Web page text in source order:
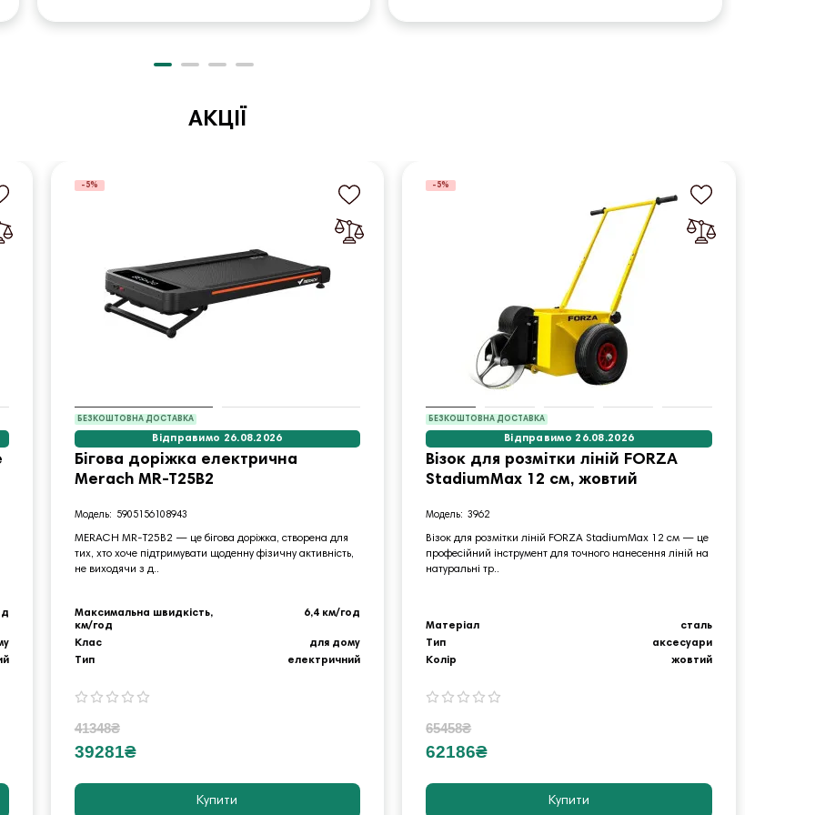
АКЦІЇ
БЕЗКОШТОВНА ДОСТАВКА
-5%
Відправимо 26.08.2026
Бігова доріжка електрична
Merach MR-T25B2
5905156108943
MERACH MR-T25B2 — це бігова доріжка, створена для
тих, хто хоче підтримувати щоденну фізичну активність,
не виходячи з д..
Максимальна швидкість,
км/год
6,4 км/год
Клас
для дому
Тип
електричний
41348₴
39281₴
Купити
БЕЗКОШТОВНА ДОСТАВКА
-5%
Відправимо 26.08.2026
Візок для розмітки ліній FORZA
StadiumMax 12 см, жовтий
3962
Візок для розмітки ліній FORZA StadiumMax 12 см — це
професійний інструмент для точного нанесення ліній на
натуральні тр..
Матеріал
сталь
Тип
аксесуари
Колір
жовтий
65458₴
62186₴
Купити